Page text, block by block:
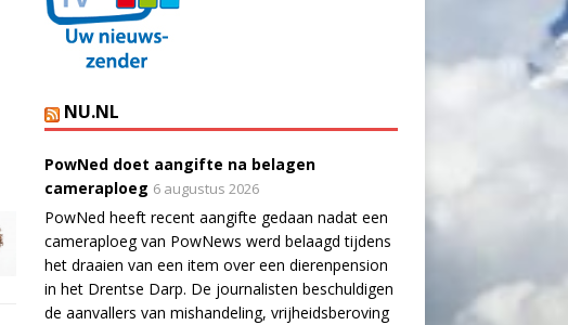
NU.NL
PowNed doet aangifte na belagen
cameraploeg 6 augustus 2026
PowNed heeft recent aangifte gedaan nadat een
cameraploeg van PowNews werd belaagd tijdens
het draaien van een item over een dierenpension
in het Drentse Darp. De journalisten beschuldigen
de aanvallers van mishandeling, vrijheidsberoving